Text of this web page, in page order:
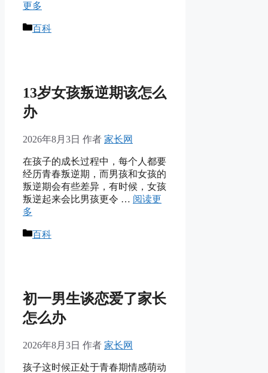
更多
分
百科
13岁女孩叛逆期该怎么
办
2026年8月3日 作者 家长网
在孩子的成长过程中，每个人都要
经历青春叛逆期，而男孩和女孩的
叛逆期会有些差异，有时候，女孩
叛逆起来会比男孩更令 … 阅读更
多
分
百科
初一男生谈恋爱了家长
怎么办
2026年8月3日 作者 家长网
孩子这时候正处于青春期情感萌动